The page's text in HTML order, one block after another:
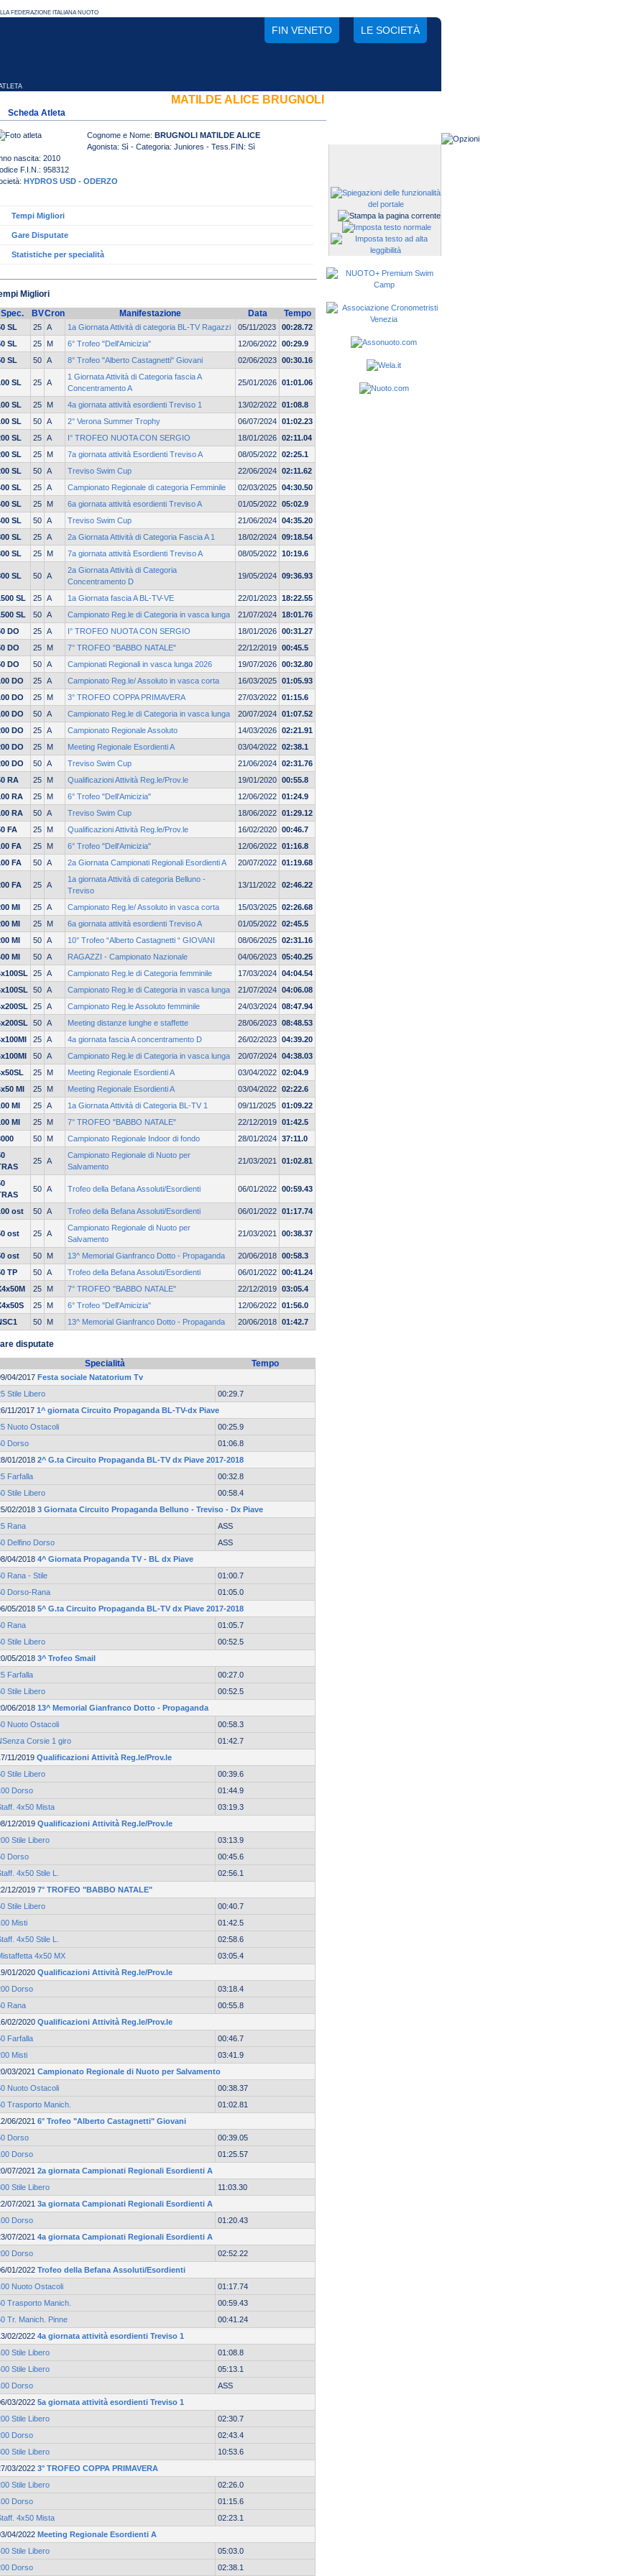
FIN VENETO LE SOCIETÀ
MATILDE ALICE BRUGNOLI
Scheda Atleta
Cognome e Nome: BRUGNOLI MATILDE ALICE
Agonista: Sì - Categoria: Juniores - Tess.FIN: Sì
nascita: 2010
F.I.N.: 958312
HYDROS USD - ODERZO
Tempi Migliori
Gare Disputate
Statistiche per specialità
Migliori
Spec.
BVCron Manifestazione Data Tempo
SL 25 A 1a Giornata Attività di categoria BL-TV Ragazzi 05/11/2023
00:28.72
SL
25 M 6° Trofeo "Dell'Amicizia" 12/06/2022 00:29.9
SL
50 A 8° Trofeo "Alberto Castagnetti" Giovani 02/06/2023 00:30.16
SL 25 A
1 Giornata Attività di Categoria fascia A
Concentramento A
25/01/2026 01:01.06
SL 25 M 4a giornata attività esordienti Treviso 1 13/02/2022 01:08.8
SL
50 A 2° Verona Summer Trophy 06/07/2024 01:02.23
SL
25 A I° TROFEO NUOTA CON SERGIO 18/01/2026 02:11.04
SL
25 M 7a giornata attività Esordienti Treviso A 08/05/2022 02:25.1
SL
50 A Treviso Swim Cup 22/06/2024 02:11.62
SL
25 A Campionato Regionale di categoria Femminile 02/03/2025 04:30.50
SL
25 M 6a giornata attività esordienti Treviso A 01/05/2022 05:02.9
SL
50 A Treviso Swim Cup 21/06/2024 04:35.20
SL
25 A 2a Giornata Attività di Categoria Fascia A 1 18/02/2024 09:18.54
SL
25 M 7a giornata attività Esordienti Treviso A 08/05/2022 10:19.6
SL 50 A
2a Giornata Attività di Categoria
Concentramento D
19/05/2024 09:36.93
SL 25 A 1a Giornata fascia A BL-TV-VE 22/01/2023 18:22.55
SL
50 A Campionato Reg.le di Categoria in vasca lunga 21/07/2024 18:01.76
DO
25 A I° TROFEO NUOTA CON SERGIO 18/01/2026 00:31.27
DO
25 M 7° TROFEO "BABBO NATALE" 22/12/2019 00:45.5
DO
50 A Campionati Regionali in vasca lunga 2026 19/07/2026 00:32.80
DO
25 A Campionato Reg.le/ Assoluto in vasca corta 16/03/2025 01:05.93
DO
25 M 3° TROFEO COPPA PRIMAVERA 27/03/2022 01:15.6
DO
50 A Campionato Reg.le di Categoria in vasca lunga 20/07/2024 01:07.52
DO
25 A Campionato Regionale Assoluto 14/03/2026 02:21.91
DO
25 M Meeting Regionale Esordienti A 03/04/2022 02:38.1
DO
50 A Treviso Swim Cup 21/06/2024 02:31.76
RA
25 M Qualificazioni Attività Reg.le/Prov.le 19/01/2020 00:55.8
RA
25 M 6° Trofeo "Dell'Amicizia" 12/06/2022 01:24.9
RA
50 A Treviso Swim Cup 18/06/2022 01:29.12
FA
25 M Qualificazioni Attività Reg.le/Prov.le 16/02/2020 00:46.7
FA
25 M 6° Trofeo "Dell'Amicizia" 12/06/2022 01:16.8
FA
50 A 2a Giornata Campionati Regionali Esordienti A 20/07/2022 01:19.68
FA 25 A
1a giornata Attività di categoria Belluno -
Treviso
13/11/2022 02:46.22
MI 25 A Campionato Reg.le/ Assoluto in vasca corta 15/03/2025 02:26.68
MI
25 M 6a giornata attività esordienti Treviso A 01/05/2022 02:45.5
MI
50 A 10° Trofeo “Alberto Castagnetti “ GIOVANI 08/06/2025 02:31.16
MI
50 A RAGAZZI - Campionato Nazionale 04/06/2023 05:40.25
25 A Campionato Reg.le di Categoria femminile 17/03/2024 04:04.54
50 A Campionato Reg.le di Categoria in vasca lunga 21/07/2024 04:06.08
25 A Campionato Reg.le Assoluto femminile 24/03/2024 08:47.94
50 A Meeting distanze lunghe e staffette 28/06/2023 08:48.53
25 A 4a giornata fascia A concentramento D 26/02/2023 04:39.20
50 A Campionato Reg.le di Categoria in vasca lunga 20/07/2024 04:38.03
25 M Meeting Regionale Esordienti A 03/04/2022 02:04.9
MI
25 M Meeting Regionale Esordienti A 03/04/2022 02:22.6
MI
25 A 1a Giornata Attività di Categoria BL-TV 1 09/11/2025
01:09.22
MI
25 M 7° TROFEO "BABBO NATALE" 22/12/2019 01:42.5
50 M Campionato Regionale Indoor di fondo 28/01/2024 37:11.0
25 A
Campionato Regionale di Nuoto per
Salvamento
21/03/2021 01:02.81
50 A Trofeo della Befana Assoluti/Esordienti 06/01/2022 00:59.43
ost 50 A Trofeo della Befana Assoluti/Esordienti 06/01/2022 01:17.74
ost 25 A
Campionato Regionale di Nuoto per
Salvamento
21/03/2021 00:38.37
ost 50 M 13^ Memorial Gianfranco Dotto - Propaganda 20/06/2018 00:58.3
TP
50 A Trofeo della Befana Assoluti/Esordienti 06/01/2022 00:41.24
25 M 7° TROFEO "BABBO NATALE" 22/12/2019 03:05.4
25 M 6° Trofeo "Dell'Amicizia" 12/06/2022 01:56.0
50 M 13^ Memorial Gianfranco Dotto - Propaganda 20/06/2018 01:42.7
disputate
Specialità
Tempo
04/2017 Festa sociale Natatorium Tv
Stile Libero
00:29.7
11/2017 1^ giornata Circuito Propaganda BL-TV-dx Piave
Nuoto Ostacoli
00:25.9
Dorso
01:06.8
01/2018 2^ G.ta Circuito Propaganda BL-TV dx Piave 2017-2018
Farfalla
00:32.8
Stile Libero
00:58.4
02/2018 3 Giornata Circuito Propaganda Belluno - Treviso - Dx Piave
Rana
ASS
Delfino Dorso
ASS
04/2018 4^ Giornata Propaganda TV - BL dx Piave
Rana - Stile
01:00.7
Dorso-Rana
01:05.0
05/2018 5^ G.ta Circuito Propaganda BL-TV dx Piave 2017-2018
Rana
01:05.7
Stile Libero
00:52.5
05/2018 3^ Trofeo Smail
Farfalla
00:27.0
Stile Libero
00:52.5
06/2018 13^ Memorial Gianfranco Dotto - Propaganda
Nuoto Ostacoli
00:58.3
Corsie 1 giro
01:42.7
11/2019 Qualificazioni Attività Reg.le/Prov.le
Stile Libero
00:39.6
Dorso
01:44.9
4x50 Mista
03:19.3
12/2019 Qualificazioni Attività Reg.le/Prov.le
Stile Libero
03:13.9
Dorso
00:45.6
4x50 Stile L.
02:56.1
12/2019 7° TROFEO "BABBO NATALE"
Stile Libero
00:40.7
Misti
01:42.5
4x50 Stile L.
02:58.6
4x50 MX
03:05.4
01/2020 Qualificazioni Attività Reg.le/Prov.le
Dorso
03:18.4
Rana
00:55.8
02/2020 Qualificazioni Attività Reg.le/Prov.le
Farfalla
00:46.7
Misti
03:41.9
03/2021 Campionato Regionale di Nuoto per Salvamento
Nuoto Ostacoli
00:38.37
Trasporto Manich.
01:02.81
06/2021 6° Trofeo "Alberto Castagnetti" Giovani
Dorso
00:39.05
Dorso
01:25.57
07/2021 2a giornata Campionati Regionali Esordienti A
Stile Libero
11:03.30
07/2021 3a giornata Campionati Regionali Esordienti A
Dorso
01:20.43
07/2021 4a giornata Campionati Regionali Esordienti A
Dorso
02:52.22
01/2022 Trofeo della Befana Assoluti/Esordienti
Nuoto Ostacoli
01:17.74
Trasporto Manich.
00:59.43
Tr. Manich. Pinne
00:41.24
02/2022 4a giornata attività esordienti Treviso 1
Stile Libero
01:08.8
Stile Libero
05:13.1
Dorso
ASS
03/2022 5a giornata attività esordienti Treviso 1
Stile Libero
02:30.7
Dorso
02:43.4
Stile Libero
10:53.6
03/2022 3° TROFEO COPPA PRIMAVERA
Stile Libero
02:26.0
Dorso
01:15.6
4x50 Mista
02:23.1
04/2022 Meeting Regionale Esordienti A
Stile Libero
05:03.0
Dorso
02:38.1